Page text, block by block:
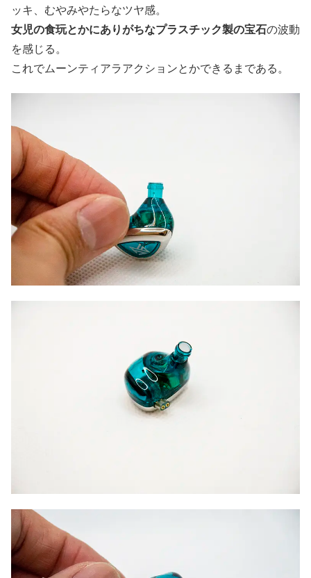
ッキ、むやみやたらなツヤ感。
女児の食玩とかにありがちなプラスチック製の宝石の波動
を感じる。
これでムーンティアラアクションとかできるまである。